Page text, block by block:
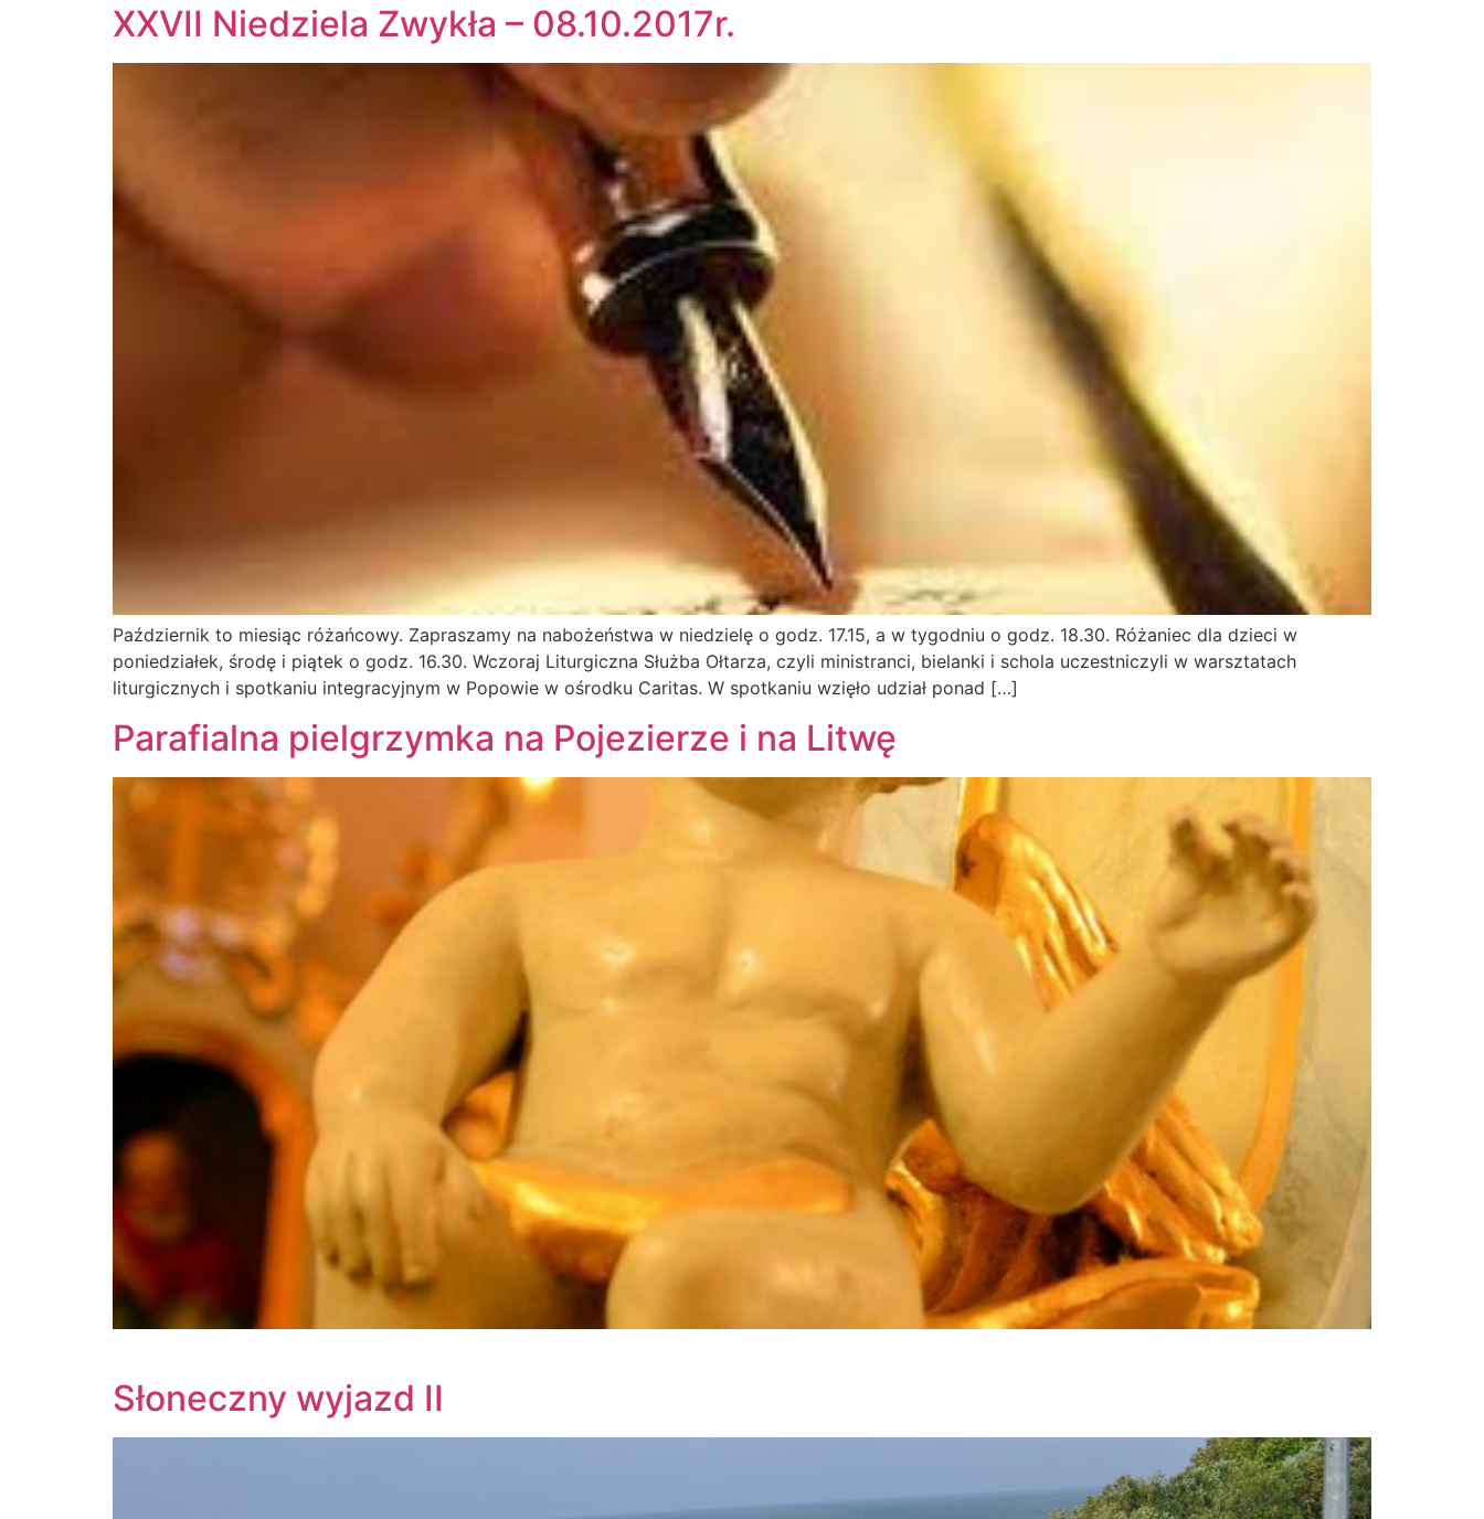
XXVII Niedziela Zwykła – 08.10.2017r.
Październik to miesiąc różańcowy. Zapraszamy na nabożeństwa w niedzielę o godz. 17.15, a w tygodniu o godz. 18.30. Różaniec dla dzieci w
poniedziałek, środę i piątek o godz. 16.30. Wczoraj Liturgiczna Służba Ołtarza, czyli ministranci, bielanki i schola uczestniczyli w warsztatach
liturgicznych i spotkaniu integracyjnym w Popowie w ośrodku Caritas. W spotkaniu wzięło udział ponad […]
Parafialna pielgrzymka na Pojezierze i na Litwę
Słoneczny wyjazd II